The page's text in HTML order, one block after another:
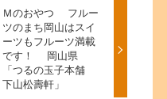
Ｍのおやつ フルー
ツのまち岡山はスイ
ーツもフルーツ満載
です！ 岡山県
「つるの玉子本舗
下山松壽軒」